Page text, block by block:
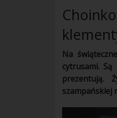
Na
cytrusami.
prezentują.
szampańskiej